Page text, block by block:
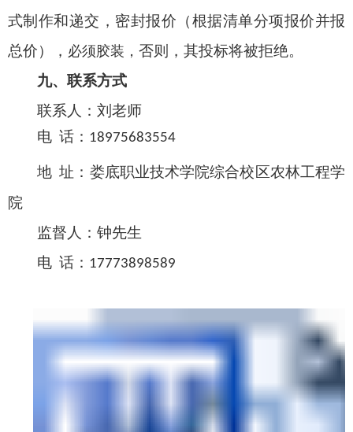
式制作和递交，密封报价（根据清单分项报价并报
总价）， 必须胶装 ， 否则，其投标将被拒绝。
九、联系方式
联系人： 刘老师
电 话： 18975683554
地 址： 娄底职业技术学院综合校区农林工程学
院
监督人： 钟先生
电 话： 17773898589